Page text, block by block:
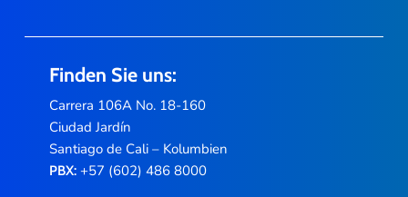
Finden Sie uns:
Carrera 106A No. 18-160
Ciudad Jardín
Santiago de Cali – Kolumbien
PBX:+57 (602) 486 8000